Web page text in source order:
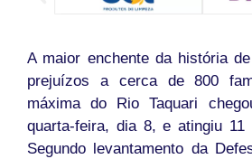
A maior enchente da história
prejuízos a cerca de 800
máxima do Rio Taquari
quarta-feira, dia 8, e atingiu 11
Segundo levantamento da